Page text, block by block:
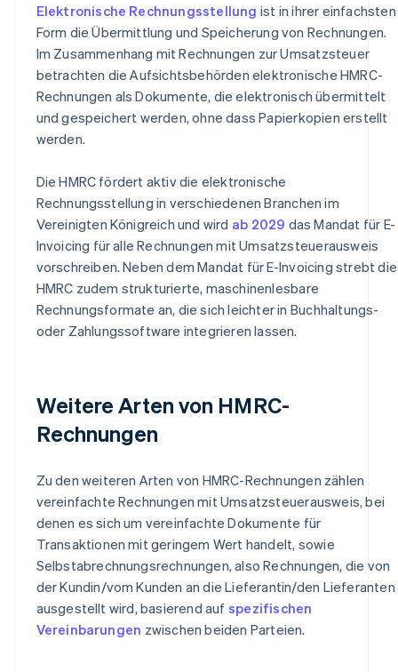
Elektronische Rechnungsstellung ist in ihrer einfachsten
Form die Übermittlung und Speicherung von Rechnungen.
Im Zusammenhang mit Rechnungen zur Umsatzsteuer
betrachten die Aufsichtsbehörden elektronische HMRC-
Rechnungen als Dokumente, die elektronisch übermittelt
und gespeichert werden, ohne dass Papierkopien erstellt
werden.
Die HMRC fördert aktiv die elektronische
Rechnungsstellung in verschiedenen Branchen im
Vereinigten Königreich und wird ab 2029 das Mandat für E-
Invoicing für alle Rechnungen mit Umsatzsteuerausweis
vorschreiben. Neben dem Mandat für E-Invoicing strebt die
HMRC zudem strukturierte, maschinenlesbare
Rechnungsformate an, die sich leichter in Buchhaltungs-
oder Zahlungssoftware integrieren lassen.
Weitere Arten von HMRC-
Rechnungen
Zu den weiteren Arten von HMRC-Rechnungen zählen
vereinfachte Rechnungen mit Umsatzsteuerausweis, bei
denen es sich um vereinfachte Dokumente für
Transaktionen mit geringem Wert handelt, sowie
Selbstabrechnungsrechnungen, also Rechnungen, die von
der Kundin/vom Kunden an die Lieferantin/den Lieferanten
ausgestellt wird, basierend auf spezifischen
Vereinbarungen zwischen beiden Parteien.